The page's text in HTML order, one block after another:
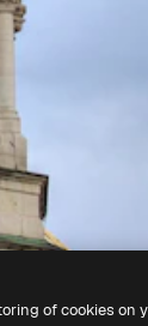
of cookies on